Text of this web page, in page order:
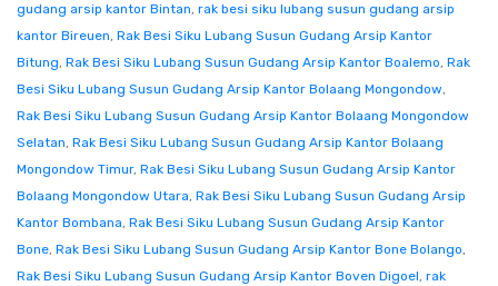
gudang arsip kantor Bintan, rak besi siku lubang susun gudang arsip
kantor Bireuen, Rak Besi Siku Lubang Susun Gudang Arsip Kantor
Bitung, Rak Besi Siku Lubang Susun Gudang Arsip Kantor Boalemo, Rak
Besi Siku Lubang Susun Gudang Arsip Kantor Bolaang Mongondow,
Rak Besi Siku Lubang Susun Gudang Arsip Kantor Bolaang Mongondow
Selatan, Rak Besi Siku Lubang Susun Gudang Arsip Kantor Bolaang
Mongondow Timur, Rak Besi Siku Lubang Susun Gudang Arsip Kantor
Bolaang Mongondow Utara, Rak Besi Siku Lubang Susun Gudang Arsip
Kantor Bombana, Rak Besi Siku Lubang Susun Gudang Arsip Kantor
Bone, Rak Besi Siku Lubang Susun Gudang Arsip Kantor Bone Bolango,
Rak Besi Siku Lubang Susun Gudang Arsip Kantor Boven Digoel, rak